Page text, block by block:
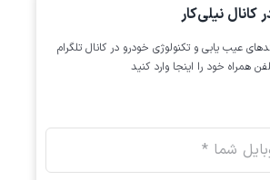
نیلی‌کار
عیب یابی‌ و تکنولوژی خودرو در کانال تلگرام
همراه خود را اینجا وارد کنید